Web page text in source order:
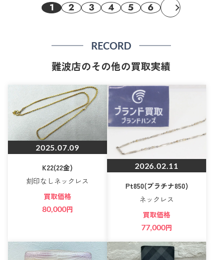
1 2 3 4 5 6
RECORD
難波店のその他の買取実績
2025.07.09
K22(22金)
刻印なしネックレス
買取価格
80,000円
2026.02.11
Pt850(プラチナ850)
ネックレス
買取価格
77,000円